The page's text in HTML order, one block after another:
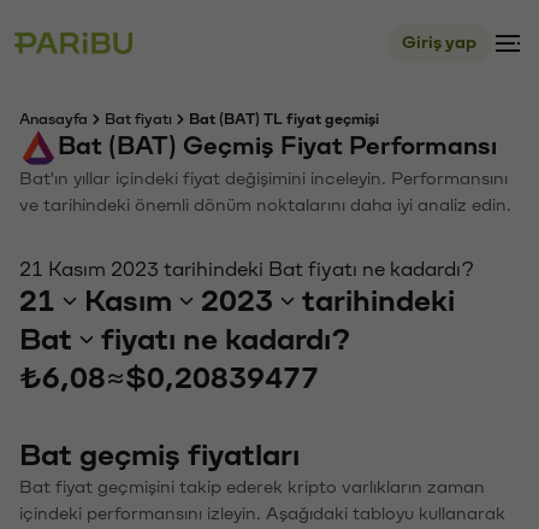
Giriş yap
Anasayfa Bat fiyatı Bat (BAT) TL fiyat geçmişi
Bat (BAT) Geçmiş Fiyat Performansı
Bat'ın yıllar içindeki fiyat değişimini inceleyin. Performansını
ve tarihindeki önemli dönüm noktalarını daha iyi analiz edin.
21 Kasım 2023 tarihindeki Bat fiyatı ne kadardı?
21 Kasım 2023
tarihindeki
Bat
fiyatı ne kadardı?
₺6,08≈$0,20839477
Bat geçmiş fiyatları
Bat fiyat geçmişini takip ederek kripto varlıkların zaman
içindeki performansını izleyin. Aşağıdaki tabloyu kullanarak